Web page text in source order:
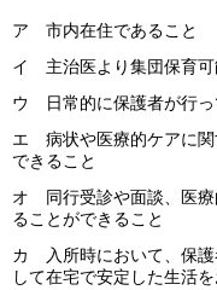
ア 市内在住であること
イ 主治医より集団保育可
ウ 日常的に保護者が行っ
エ 病状や医療的ケアに関
できること
オ 同行受診や面談、医療
ることができること
カ 入所時において、保護
して在宅で安定した生活